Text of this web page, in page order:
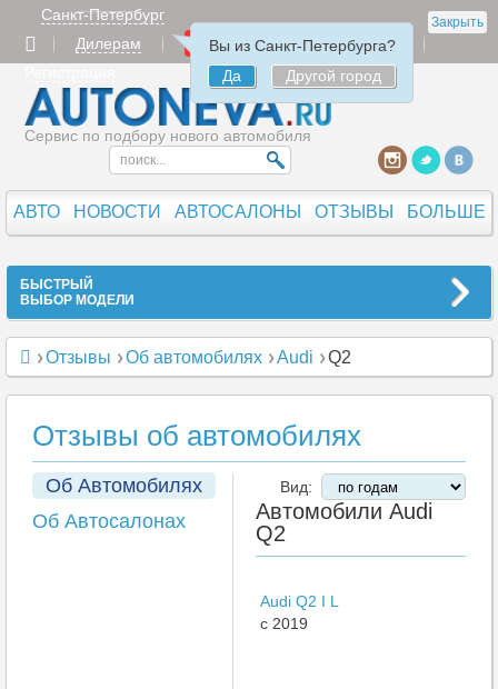
Закрыть
Санкт-Петербург
Вы из Санкт-Петербурга?
Да
Другой город
Дилерам Продать
Авторизация
Сервис по подбору нового автомобиля
АВТО НОВОСТИ АВТОСАЛОНЫ ОТЗЫВЫ БОЛЬШЕ
БЫСТРЫЙ
ВЫБОР МОДЕЛИ
Отзывы Об автомобилях Audi Q2
Отзывы об автомобилях
Об Автомобилях
Об Автосалонах
Вид:
Автомобили Audi
Q2
Audi Q2 I L
c 2019